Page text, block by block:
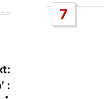
:
7